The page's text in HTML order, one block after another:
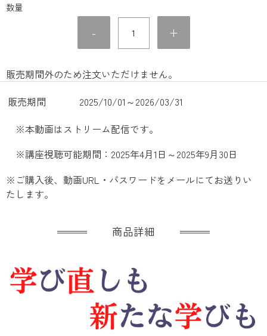
数量
- +
販売期間外のため注文いただけません。
販売期間
2025/10/01～2026/03/31
※本動画はストリーム配信です。
※講座視聴可能期間：2025年4月1日～2025年9月30日
※ご購入後、動画URL・パスワードをメールにてお送りい
たします。
商品詳細